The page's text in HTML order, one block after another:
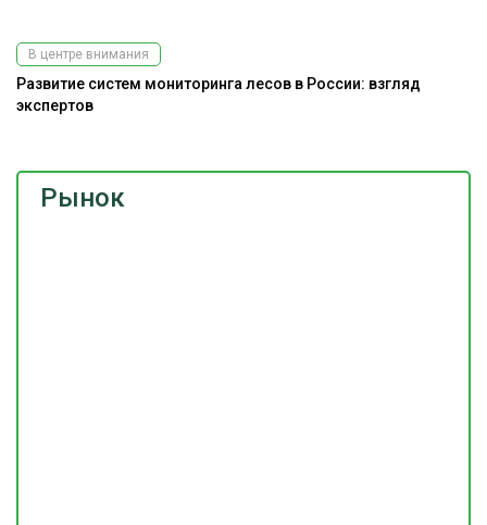
Рынок
В центре внимания
Развитие систем мониторинга лесов в России: взгляд
экспертов